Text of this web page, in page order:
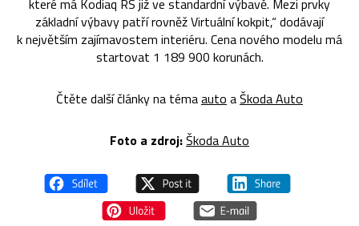
které má Kodiaq RS již ve standardní výbavě. Mezi prvky
základní výbavy patří rovněž Virtuální kokpit,“ dodávají
k největším zajímavostem interiéru. Cena nového modelu má
startovat 1 189 900 korunách.
Čtěte další články na témaauto aŠkoda Auto
Foto a zdroj:Škoda Auto